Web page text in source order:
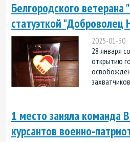
Белгородского
статуэткой "Доброволец
2025-01-30
28 января
открытию
1 место заняла команда
курсантов военно-